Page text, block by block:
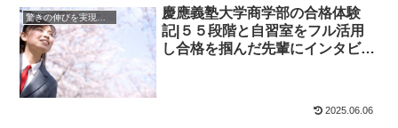
慶應義塾大学商学部の合格体験
記|５５段階と自習室をフル活用
し合格を掴んだ先輩にインタビュ
2025.06.06